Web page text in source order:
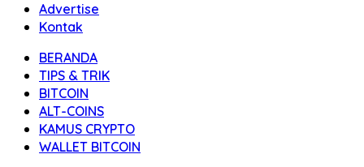
Advertise
Kontak
BERANDA
TIPS & TRIK
BITCOIN
ALT-COINS
KAMUS CRYPTO
WALLET BITCOIN